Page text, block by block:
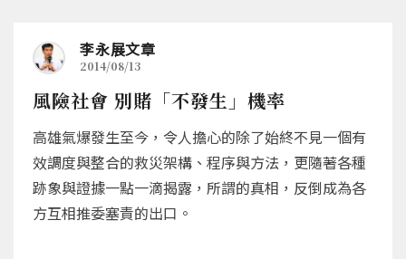
李永展文章
2014/08/13
風險社會 別賭「不發生」機率
高雄氣爆發生至今，令人擔心的除了始終不見一個有
效調度與整合的救災架構、程序與方法，更隨著各種
跡象與證據一點一滴揭露，所謂的真相，反倒成為各
方互相推委塞責的出口。